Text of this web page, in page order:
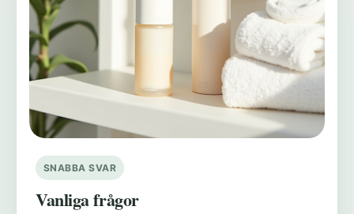
SNABBA SVAR
Vanliga frågor